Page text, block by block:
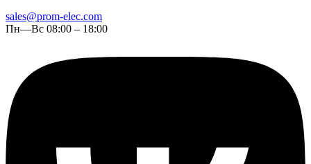
sales@prom-elec.com
Пн—Вс 08:00 – 18:00